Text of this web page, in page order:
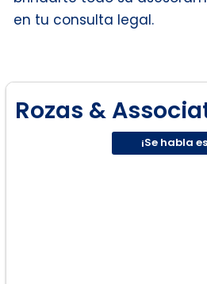
en tu consulta legal.
Rozas &
¡Se habla